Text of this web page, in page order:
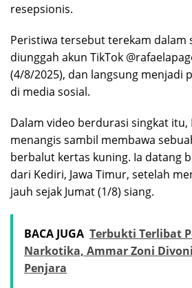
resepsionis.
Peristiwa tersebut terekam dalam
diunggah akun TikTok
(4/8/2025), dan langsung menjadi
di media sosial.
Dalam video berdurasi singkat itu,
menangis sambil membawa
berbalut kertas kuning. Ia datang
dari Kediri, Jawa Timur, setelah
jauh sejak Jumat (1/8) siang.
BACA JUGA Terbukti Terlibat
Narkotika, Ammar Zoni
Penjara